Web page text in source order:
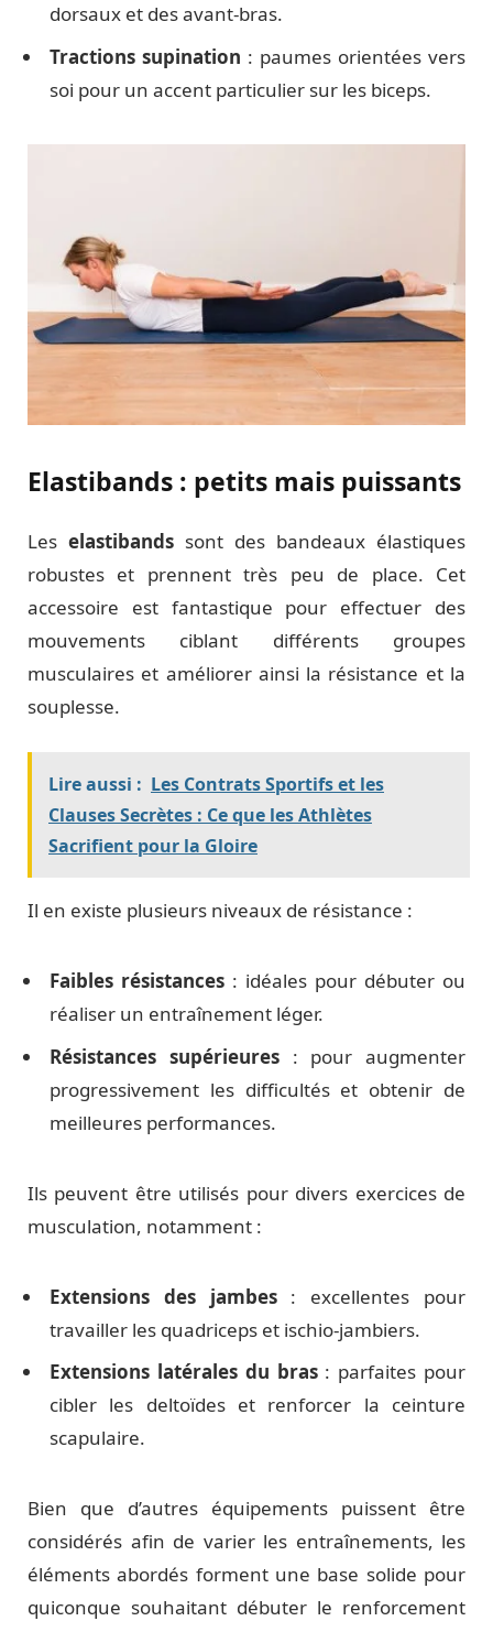
dorsaux et des avant-bras.
Tractions supination : paumes orientées vers
soi pour un accent particulier sur les biceps.
Elastibands : petits mais puissants
Les elastibands sont des bandeaux élastiques
robustes et prennent très peu de place. Cet
accessoire est fantastique pour effectuer des
mouvements ciblant différents groupes
musculaires et améliorer ainsi la résistance et la
souplesse.
Lire aussi : Les Contrats Sportifs et les
Clauses Secrètes : Ce que les Athlètes
Sacrifient pour la Gloire
Il en existe plusieurs niveaux de résistance :
Faibles résistances : idéales pour débuter ou
réaliser un entraînement léger.
Résistances supérieures: pour augmenter
progressivement les difficultés et obtenir de
meilleures performances.
Ils peuvent être utilisés pour divers exercices de
musculation, notamment :
Extensions des jambes: excellentes pour
travailler les quadriceps et ischio-jambiers.
Extensions latérales du bras: parfaites pour
cibler les deltoïdes et renforcer la ceinture
scapulaire.
Bien que d’autres équipements puissent être
considérés afin de varier les entraînements, les
éléments abordés forment une base solide pour
quiconque souhaitant débuter le renforcement